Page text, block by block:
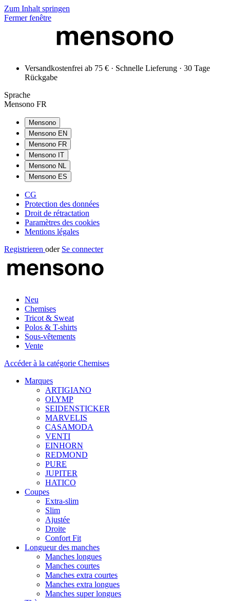
Zum Inhalt springen
Fermer fenêtre
Versandkostenfrei ab 75 € · Schnelle Lieferung · 30 Tage
Rückgabe
Sprache
Mensono FR
Mensono
Mensono EN
Mensono FR
Mensono IT
Mensono NL
Mensono ES
CG
Protection des données
Droit de rétractation
Paramètres des cookies
Mentions légales
Registrieren oder Se connecter
Neu
Chemises
Tricot & Sweat
Polos & T-shirts
Sous-vêtements
Vente
Accéder à la catégorie Chemises
Marques
ARTIGIANO
OLYMP
SEIDENSTICKER
MARVELIS
CASAMODA
VENTI
EINHORN
REDMOND
PURE
JUPITER
HATICO
Coupes
Extra-slim
Slim
Ajustée
Droite
Confort Fit
Longueur des manches
Manches longues
Manches courtes
Manches extra courtes
Manches extra longues
Manches super longues